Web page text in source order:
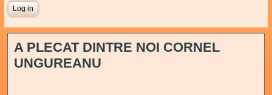
A PLECAT DINTRE NOI CORNEL
UNGUREANU